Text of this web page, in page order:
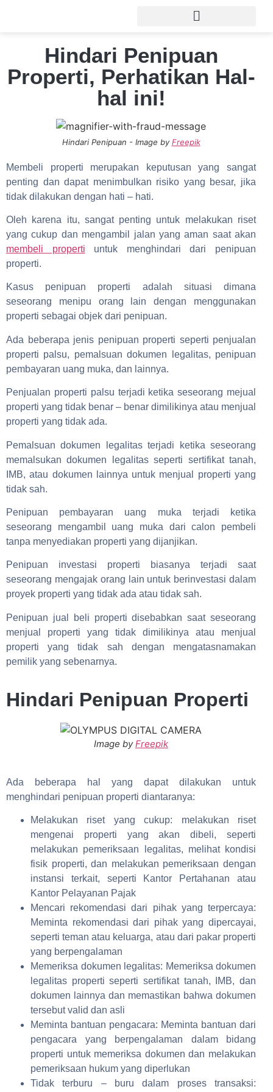
Hindari Penipuan
Properti, Perhatikan Hal-
hal ini!
Hindari Penipuan - Image by Freepik
Membeli properti merupakan keputusan yang sangat
penting dan dapat menimbulkan risiko yang besar, jika
tidak dilakukan dengan hati – hati.
Oleh karena itu, sangat penting untuk melakukan riset
yang cukup dan mengambil jalan yang aman saat akan
membeli properti untuk menghindari dari penipuan
properti.
Kasus penipuan properti adalah situasi dimana
seseorang menipu orang lain dengan menggunakan
properti sebagai objek dari penipuan.
Ada beberapa jenis penipuan properti seperti penjualan
properti palsu, pemalsuan dokumen legalitas, penipuan
pembayaran uang muka, dan lainnya.
Penjualan properti palsu terjadi ketika seseorang mejual
properti yang tidak benar – benar dimilikinya atau menjual
properti yang tidak ada.
Pemalsuan dokumen legalitas terjadi ketika seseorang
memalsukan dokumen legalitas seperti sertifikat tanah,
IMB, atau dokumen lainnya untuk menjual properti yang
tidak sah.
Penipuan pembayaran uang muka terjadi ketika
seseorang mengambil uang muka dari calon pembeli
tanpa menyediakan properti yang dijanjikan.
Penipuan investasi properti biasanya terjadi saat
seseorang mengajak orang lain untuk berinvestasi dalam
proyek properti yang tidak ada atau tidak sah.
Penipuan jual beli properti disebabkan saat seseorang
menjual properti yang tidak dimilikinya atau menjual
properti yang tidak sah dengan mengatasnamakan
pemilik yang sebenarnya.
Hindari Penipuan Properti
Image byFreepik
Ada beberapa hal yang dapat dilakukan untuk
menghindari penipuan properti diantaranya:
Melakukan riset yang cukup: melakukan riset
mengenai properti yang akan dibeli, seperti
melakukan pemeriksaan legalitas, melihat kondisi
fisik properti, dan melakukan pemeriksaan dengan
instansi terkait, seperti Kantor Pertahanan atau
Kantor Pelayanan Pajak
Mencari rekomendasi dari pihak yang terpercaya:
Meminta rekomendasi dari pihak yang dipercayai,
seperti teman atau keluarga, atau dari pakar properti
yang berpengalaman
Memeriksa dokumen legalitas: Memeriksa dokumen
legalitas properti seperti sertifikat tanah, IMB, dan
dokumen lainnya dan memastikan bahwa dokumen
tersebut valid dan asli
Meminta bantuan pengacara: Meminta bantuan dari
pengacara yang berpengalaman dalam bidang
properti untuk memeriksa dokumen dan melakukan
pemeriksaan hukum yang diperlukan
Tidak terburu – buru dalam proses transaksi: